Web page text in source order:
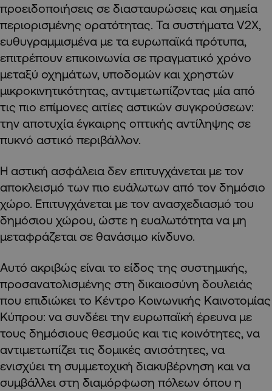
προειδοποιήσεις σε διασταυρώσεις και σημεία
περιορισμένης ορατότητας. Τα συστήματα V2X,
ευθυγραμμισμένα με τα ευρωπαϊκά πρότυπα,
επιτρέπουν επικοινωνία σε πραγματικό χρόνο
μεταξύ οχημάτων, υποδομών και χρηστών
μικροκινητικότητας, αντιμετωπίζοντας μία από
τις πιο επίμονες αιτίες αστικών συγκρούσεων:
την αποτυχία έγκαιρης οπτικής αντίληψης σε
πυκνό αστικό περιβάλλον.
Η αστική ασφάλεια δεν επιτυγχάνεται με τον
αποκλεισμό των πιο ευάλωτων από τον δημόσιο
χώρο. Επιτυγχάνεται με τον ανασχεδιασμό του
δημόσιου χώρου, ώστε η ευαλωτότητα να μη
μεταφράζεται σε θανάσιμο κίνδυνο.
Αυτό ακριβώς είναι το είδος της συστημικής,
προσανατολισμένης στη δικαιοσύνη δουλειάς
που επιδιώκει το Κέντρο Κοινωνικής Καινοτομίας
Κύπρου: να συνδέει την ευρωπαϊκή έρευνα με
τους δημόσιους θεσμούς και τις κοινότητες, να
αντιμετωπίζει τις δομικές ανισότητες, να
ενισχύει τη συμμετοχική διακυβέρνηση και να
συμβάλλει στη διαμόρφωση πόλεων όπου η